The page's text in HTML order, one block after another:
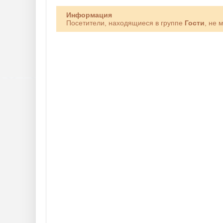
Информация
Посетители, находящиеся в группе Гости , не